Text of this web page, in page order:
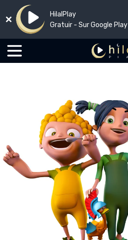
HilalPlay
Gratuir - Sur Google Play